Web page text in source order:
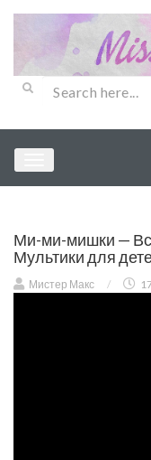
Ми-ми-мишки —
Мультики для
Мистер Макс /